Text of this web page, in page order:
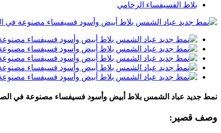
بلاط الفسيفساء الرخامي
نمط جديد عباد الشمس بلاط أبيض وأسود فسيفساء مصنوعة في
وصف قصير: